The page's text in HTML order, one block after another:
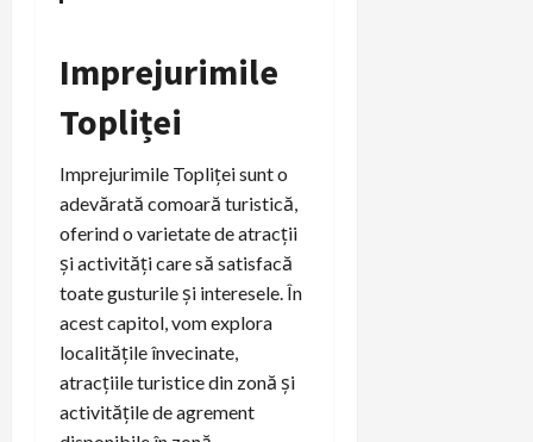
Imprejurimile
Topliței
Imprejurimile Topliței sunt o
adevărată comoară turistică,
oferind o varietate de atracții
și activități care să satisfacă
toate gusturile și interesele. În
acest capitol, vom explora
localitățile învecinate,
atracțiile turistice din zonă și
activitățile de agrement